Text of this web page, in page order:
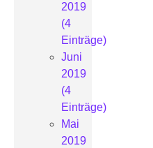
2019
(4
Einträge)
Juni
2019
(4
Einträge)
Mai
2019